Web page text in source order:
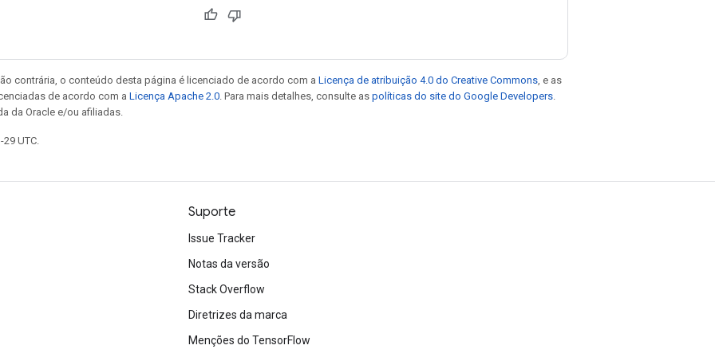
contrária, o conteúdo desta página é licenciado de acordo com a Licença de atribuição 4.0 do Creative Commons , e as
de acordo com a Licença Apache 2.0 . Para mais detalhes, consulte as políticas do site do Google Developers
da Oracle e/ou afiliadas.
UTC.
Suporte
Issue Tracker
Notas da versão
Stack Overflow
Diretrizes da marca
Menções do TensorFlow